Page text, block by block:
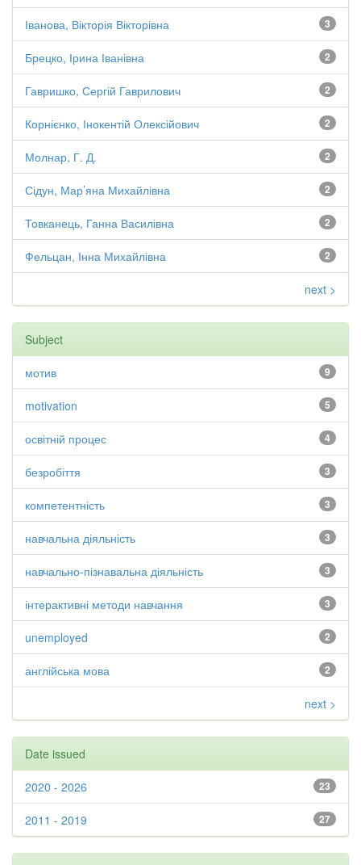
3
Іванова, Вікторія Вікторівна
2
Брецко, Ірина Іванівна
2
Гавришко, Сергій Гаврилович
2
Корнієнко, Інокентій Олексійович
2
Молнар, Г. Д.
2
Сідун, Мар’яна Михайлівна
2
Товканець, Ганна Василівна
2
Фельцан, Інна Михайлівна
next >
Subject
9
мотив
5
motivation
4
освітній процес
3
безробіття
3
компетентність
3
навчальна діяльність
3
навчально-пізнавальна діяльність
3
інтерактивні методи навчання
2
unemployed
2
англійська мова
next >
Date issued
23
2020 - 2026
27
2011 - 2019